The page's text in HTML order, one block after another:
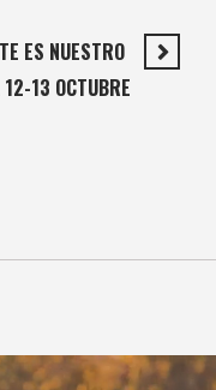
ES NUESTRO
12-13 OCTUBRE